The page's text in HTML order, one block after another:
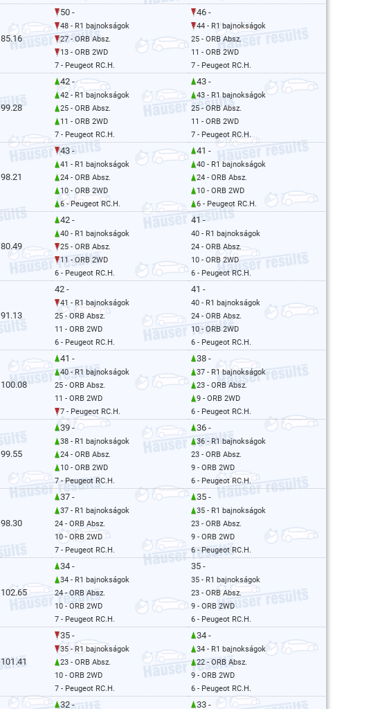
85.16
50 -
48 - R1 bajnokságok
27 - ORB Absz.
13 - ORB 2WD
7 - Peugeot RC.H.
46 -
44 - R1 bajnokságok
25 - ORB Absz.
11 - ORB 2WD
7 - Peugeot RC.H.
99.28
42 -
42 - R1 bajnokságok
25 - ORB Absz.
11 - ORB 2WD
7 - Peugeot RC.H.
43 -
43 - R1 bajnokságok
25 - ORB Absz.
11 - ORB 2WD
7 - Peugeot RC.H.
98.21
43 -
41 - R1 bajnokságok
24 - ORB Absz.
10 - ORB 2WD
6 - Peugeot RC.H.
41 -
40 - R1 bajnokságok
24 - ORB Absz.
10 - ORB 2WD
6 - Peugeot RC.H.
80.49
42 -
40 - R1 bajnokságok
25 - ORB Absz.
11 - ORB 2WD
6 - Peugeot RC.H.
41 -
40 - R1 bajnokságok
24 - ORB Absz.
10 - ORB 2WD
6 - Peugeot RC.H.
91.13
42 -
41 - R1 bajnokságok
25 - ORB Absz.
11 - ORB 2WD
6 - Peugeot RC.H.
41 -
40 - R1 bajnokságok
24 - ORB Absz.
10 - ORB 2WD
6 - Peugeot RC.H.
100.08
41 -
40 - R1 bajnokságok
25 - ORB Absz.
11 - ORB 2WD
7 - Peugeot RC.H.
38 -
37 - R1 bajnokságok
23 - ORB Absz.
9 - ORB 2WD
6 - Peugeot RC.H.
99.55
39 -
38 - R1 bajnokságok
24 - ORB Absz.
10 - ORB 2WD
7 - Peugeot RC.H.
36 -
36 - R1 bajnokságok
23 - ORB Absz.
9 - ORB 2WD
6 - Peugeot RC.H.
98.30
37 -
37 - R1 bajnokságok
24 - ORB Absz.
10 - ORB 2WD
7 - Peugeot RC.H.
35 -
35 - R1 bajnokságok
23 - ORB Absz.
9 - ORB 2WD
6 - Peugeot RC.H.
102.65
34 -
34 - R1 bajnokságok
24 - ORB Absz.
10 - ORB 2WD
7 - Peugeot RC.H.
35 -
35 - R1 bajnokságok
23 - ORB Absz.
9 - ORB 2WD
6 - Peugeot RC.H.
101.41
35 -
35 - R1 bajnokságok
23 - ORB Absz.
10 - ORB 2WD
7 - Peugeot RC.H.
34 -
34 - R1 bajnokságok
22 - ORB Absz.
9 - ORB 2WD
6 - Peugeot RC.H.
32 - 33 -